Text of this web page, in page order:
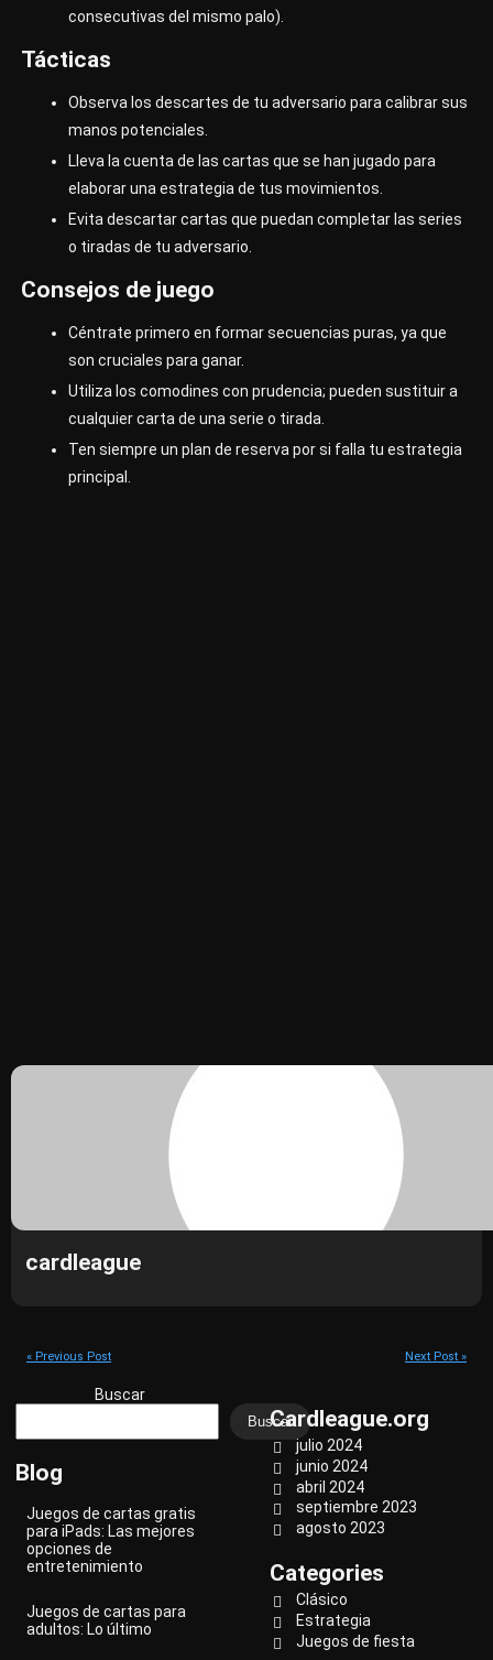
consecutivas del mismo palo).
Tácticas
Observa los descartes de tu adversario para calibrar sus
manos potenciales.
Lleva la cuenta de las cartas que se han jugado para
elaborar una estrategia de tus movimientos.
Evita descartar cartas que puedan completar las series
o tiradas de tu adversario.
Consejos de juego
Céntrate primero en formar secuencias puras, ya que
son cruciales para ganar.
Utiliza los comodines con prudencia; pueden sustituir a
cualquier carta de una serie o tirada.
Ten siempre un plan de reserva por si falla tu estrategia
principal.
cardleague
« Previous Post Next Post »
Buscar
Buscar
Blog
Juegos de cartas gratis
para iPads: Las mejores
opciones de
entretenimiento
Juegos de cartas para
adultos: Lo último
Cardleague.org
julio 2024
junio 2024
abril 2024
septiembre 2023
agosto 2023
Categories
Clásico
Estrategia
Juegos de fiesta